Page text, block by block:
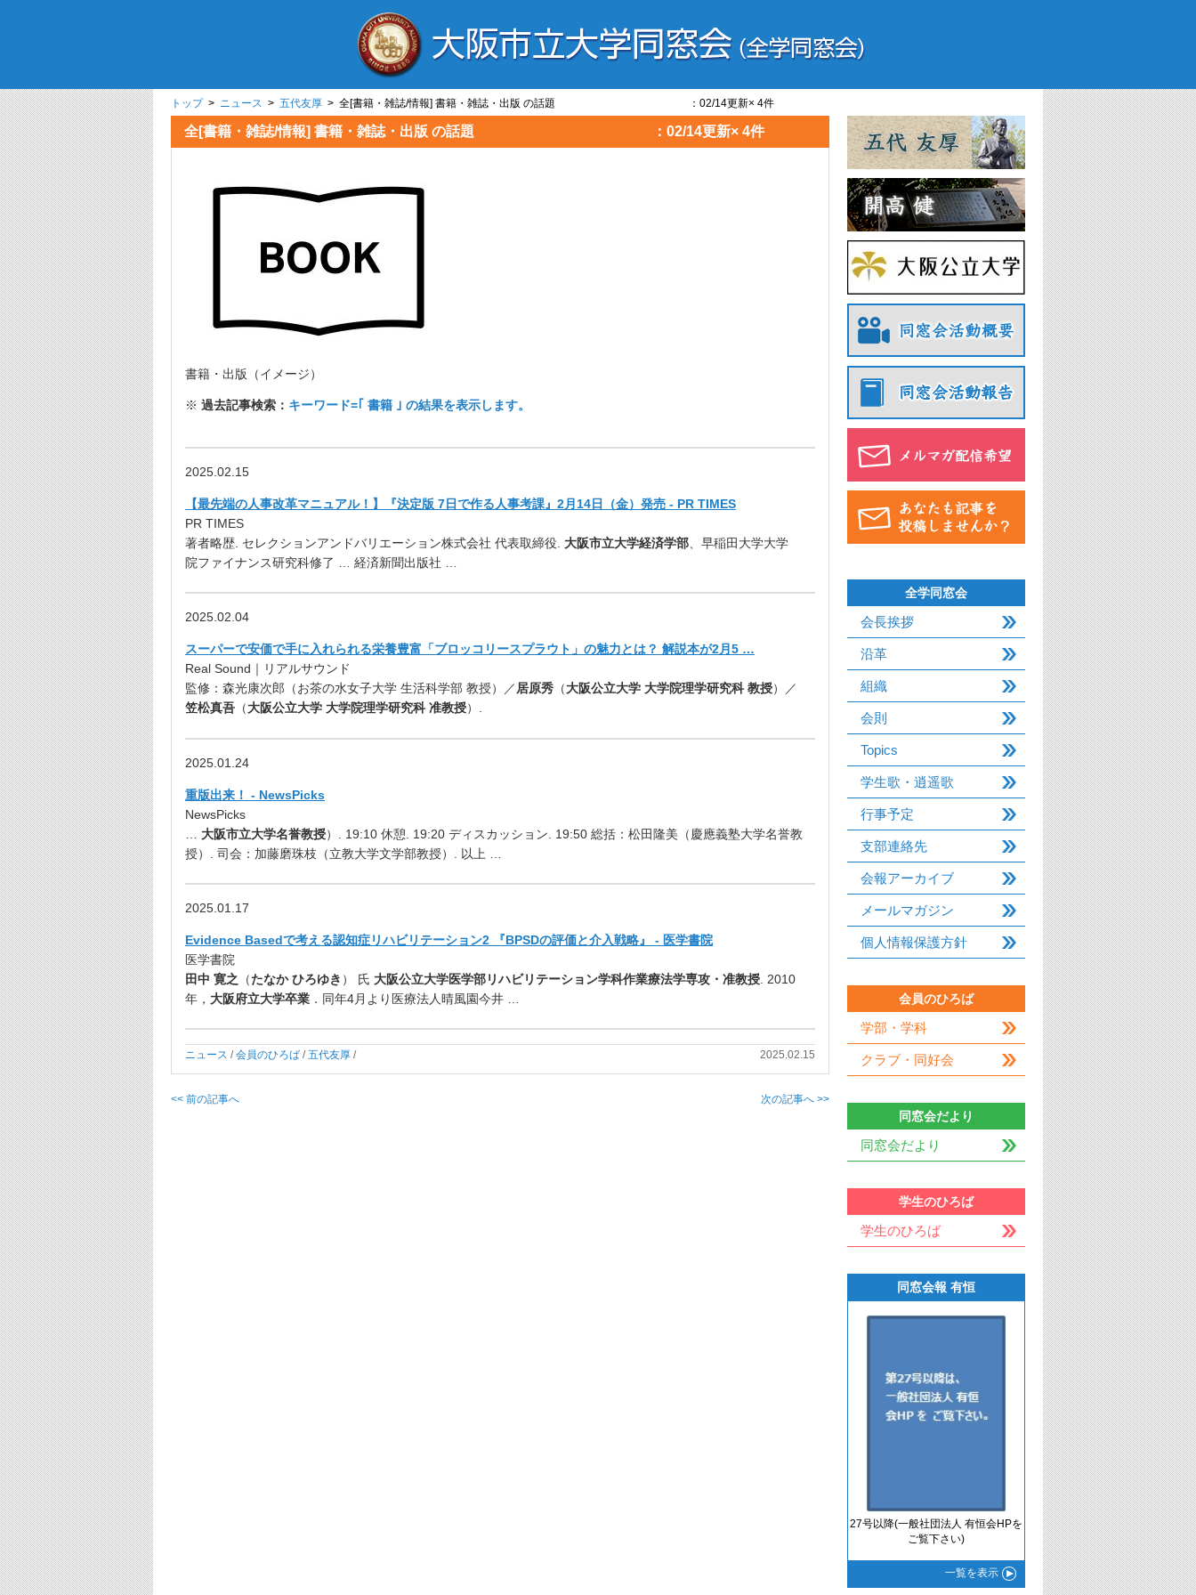
トップ> ニュース > 五代友厚 > 全[書籍・雑誌/情報] 書籍・雑誌・出版 の話題 ：02/14更新× 4件
全[書籍・雑誌/情報] 書籍・雑誌・出版 の話題 ：02/14更新× 4件
書籍・出版（イメージ）
※ 過去記事検索： キーワード=｢ 書籍 ｣ の結果を表示します。
2025.02.15
【最先端の人事改革マニュアル！】『決定版 7日で作る人事考課』2月14日（金）発売 - PR TIMES
PR TIMES
著者略歴. セレクションアンドバリエーション株式会社 代表取締役. 大阪市立大学経済学部 、早稲田大学大学
院ファイナンス研究科修了 … 経済新聞出版社 …
2025.02.04
スーパーで安価で手に入れられる栄養豊富「ブロッコリースプラウト」の魅力とは？ 解説本が2月5 …
Real Sound｜リアルサウンド
監修：森光康次郎（お茶の水女子大学 生活科学部 教授）／居原秀 （大阪公立大学 大学院理学研究科 教授）／
笠松真吾 （大阪公立大学 大学院理学研究科 准教授）.
2025.01.24
重版出来！ - NewsPicks
NewsPicks
大阪市立大学名誉教授）. 19:10 休憩. 19:20 ディスカッション. 19:50 総括：松田隆美（慶應義塾大学名誉教
授）. 司会：加藤磨珠枝（立教大学文学部教授）. 以上 …
2025.01.17
Evidence Basedで考える認知症リハビリテーション2 『BPSDの評価と介入戦略』 - 医学書院
医学書院
田中 寛之 （たなか ひろゆき ） 氏 大阪公立大学医学部リハビリテーション学科作業療法学専攻・准教授 . 2010
年， 大阪府立大学卒業 ．同年4月より医療法人晴風園今井 …
ニュース /会員のひろば /五代友厚 / 2025.02.15
<< 前の記事へ 次の記事へ >>
全学同窓会
会長挨拶
沿革
組織
会則
Topics
学生歌・逍遥歌
行事予定
支部連絡先
会報アーカイブ
メールマガジン
個人情報保護方針
会員のひろば
学部・学科
クラブ・同好会
同窓会だより
同窓会だより
学生のひろば
学生のひろば
同窓会報 有恒
27号以降(一般社団法人 有恒会HPを
ご覧下さい)
一覧を表示